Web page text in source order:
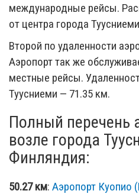
международные рейсы.
от центра города
Второй по удаленности
Аэропорт так же
местные рейсы.
Туусниеми — 71.35 км.
Полный перечень
возле города
Финляндия:
50.27 км: Аэропорт Куопио